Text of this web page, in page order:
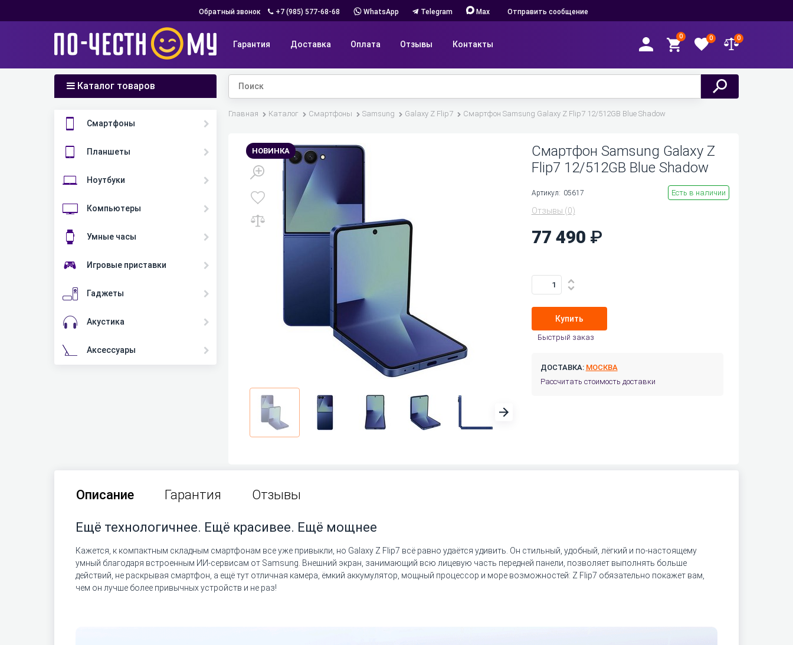
Обратный звонок +7 (985) 577-68-68 WhatsApp Telegram Max Отправить сообщение
Гарантия Доставка Оплата Отзывы Контакты
0 0 0
Каталог товаров
Смартфоны
Планшеты
Ноутбуки
Компьютеры
Умные часы
Игровые приставки
Гаджеты
Акустика
Аксессуары
Главная Каталог Смартфоны Samsung Galaxy Z Flip7 Смартфон Samsung Galaxy Z Flip7 12/512GB Blue Shadow
НОВИНКА
Смартфон Samsung Galaxy Z
Flip7 12/512GB Blue Shadow
Артикул: 05617 Есть в наличии
Отзывы (0)
77 490
Купить
Быстрый заказ
ДОСТАВКА: МОСКВА
Рассчитать стоимость доставки
Описание Гарантия Отзывы
Ещё технологичнее. Ещё красивее. Ещё мощнее
Кажется, к компактным складным смартфонам все уже привыкли, но Galaxy Z Flip7 всё равно удаётся удивить. Он стильный, удобный, лёгкий и по-настоящему
умный благодаря встроенным ИИ-сервисам от Samsung. Внешний экран, занимающий всю лицевую часть передней панели, позволяет выполнять больше
действий, не раскрывая смартфон, а ещё тут отличная камера, ёмкий аккумулятор, мощный процессор и море возможностей: Z Flip7 обязательно покажет вам,
чем он лучше более привычных устройств и не раз!